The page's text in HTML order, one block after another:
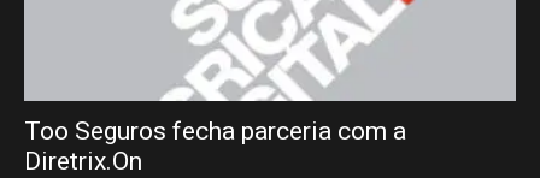
Too Seguros fecha parceria com a
Diretrix.On